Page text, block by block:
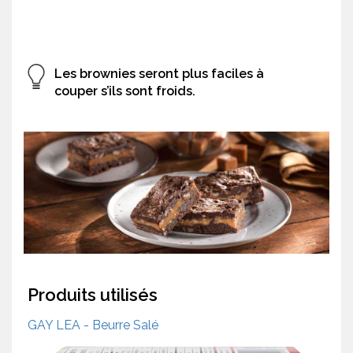
Les brownies seront plus faciles à
couper s’ils sont froids.
Produits utilisés
GAY LEA - Beurre Salé